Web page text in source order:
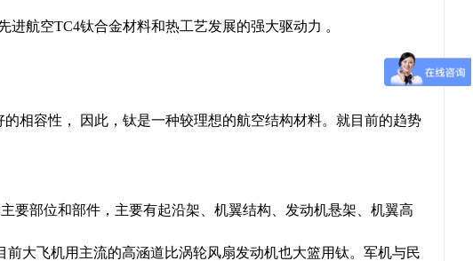
航空TC4钛合金材料和热工艺发展的强大驱动力 。
相容性， 因此，钛是一种较理想的航空结构材料。就目前的趋势
要部位和部件，主要有起沿架、机翼结构、发动机悬架、机翼高
大飞机用主流的高涵道比涡轮风扇发动机也大篮用钛。军机与民